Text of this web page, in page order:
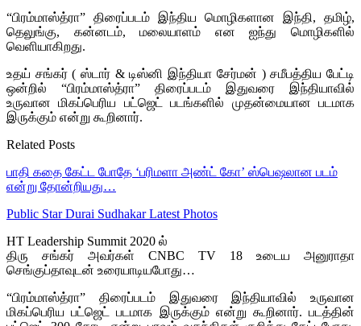
“பிரம்மாஸ்த்ரா” திரைப்படம் இந்திய மொழிகளான இந்தி, தமிழ்,
தெலுங்கு, கன்னடம், மலையாளம் என ஐந்து மொழிகளில்
வெளியாகிறது.
உதய் சங்கர் ( ஸ்டார் & டிஸ்னி இந்தியா சேர்மன் ) சமீபத்திய பேட்டி
ஒன்றில் “பிரம்மாஸ்த்ரா” திரைப்படம் இதுவரை இந்தியாவில்
உருவான மிகப்பெரிய பட்ஜெட் படங்களில் முதன்மையான படமாக
இருக்கும் என்று கூறினார்.
Related Posts
பாதி கதை கேட்ட போதே ‘பரிமளா அண்ட் கோ’ ஸ்பெஷலான படம்
என்று தோன்றியது…
Public Star Durai Sudhakar Latest Photos
HT Leadership Summit 2020 ல்
திரு சங்கர் அவர்கள் CNBC TV 18 உடைய அனுராதா
செங்குப்தாவுடன் உரையாடியபோது…
“பிரம்மாஸ்த்ரா” திரைப்படம் இதுவரை இந்தியாவில் உருவான
மிகப்பெரிய பட்ஜெட் படமாக இருக்கும் என்று கூறினார். படத்தின்